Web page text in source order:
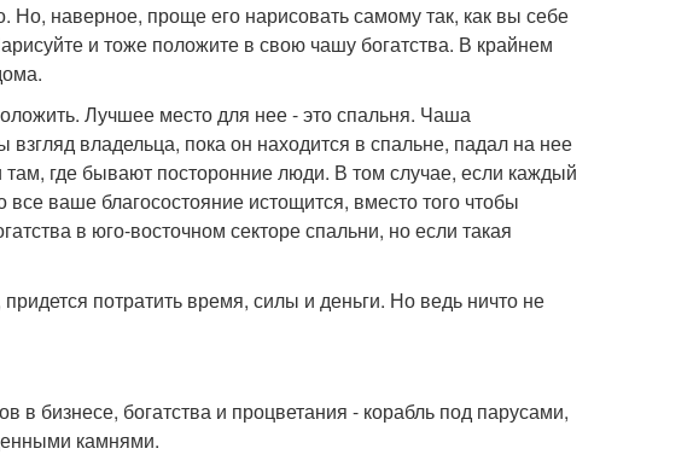
наверное, проще его нарисовать самому так, как вы себе
и тоже положите в свою чашу богатства. В крайнем
Лучшее место для нее - это спальня. Чаша
владельца, пока он находится в спальне, падал на нее
там, где бывают посторонние люди. В том случае, если каждый
все ваше благосостояние истощится, вместо того чтобы
в юго-восточном секторе спальни, но если такая
потратить время, силы и деньги. Но ведь ничто не
в бизнесе, богатства и процветания - корабль под парусами,
камнями.